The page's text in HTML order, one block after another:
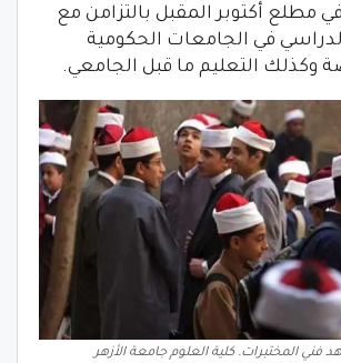
مطلع أكتوبر المقبل بالتزامن مع
في الجامعات الحكومية
وكذلك التعليم ما قبل الجامعي.
فني المختبرات. كلية العلوم جامعة الأزهر